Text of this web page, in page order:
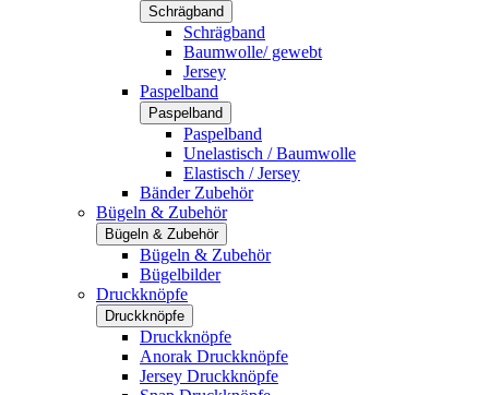
Schrägband
Schrägband
Baumwolle/ gewebt
Jersey
Paspelband
Paspelband
Paspelband
Unelastisch / Baumwolle
Elastisch / Jersey
Bänder Zubehör
Bügeln & Zubehör
Bügeln & Zubehör
Bügeln & Zubehör
Bügelbilder
Druckknöpfe
Druckknöpfe
Druckknöpfe
Anorak Druckknöpfe
Jersey Druckknöpfe